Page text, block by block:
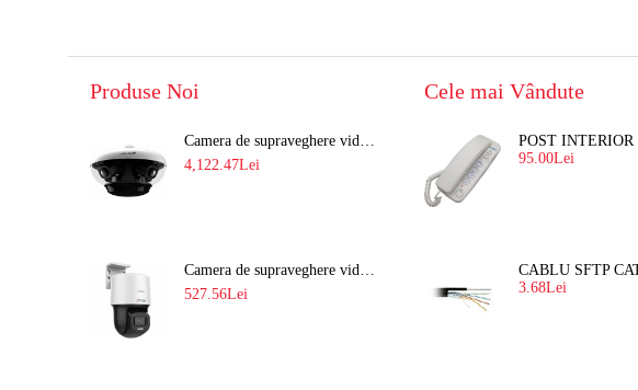
Produse Noi
Camera de supraveghere video 8MP panoramica de exterior(4x2MP Stitched) Navaio NGC-7482PR
4,122.47Lei
Camera de supraveghere video IP PT 4MP cu lumina alba 30M si lentila fixa Hikvision DS-2DE2C400SCG-E F1
527.56Lei
Cele mai Vândute
95.00Lei
3.68Lei